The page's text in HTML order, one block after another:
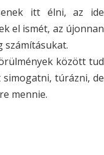
itt élni, az ide
el ismét, az újonnan
számításukat.
között tud
túrázni, de
mennie.